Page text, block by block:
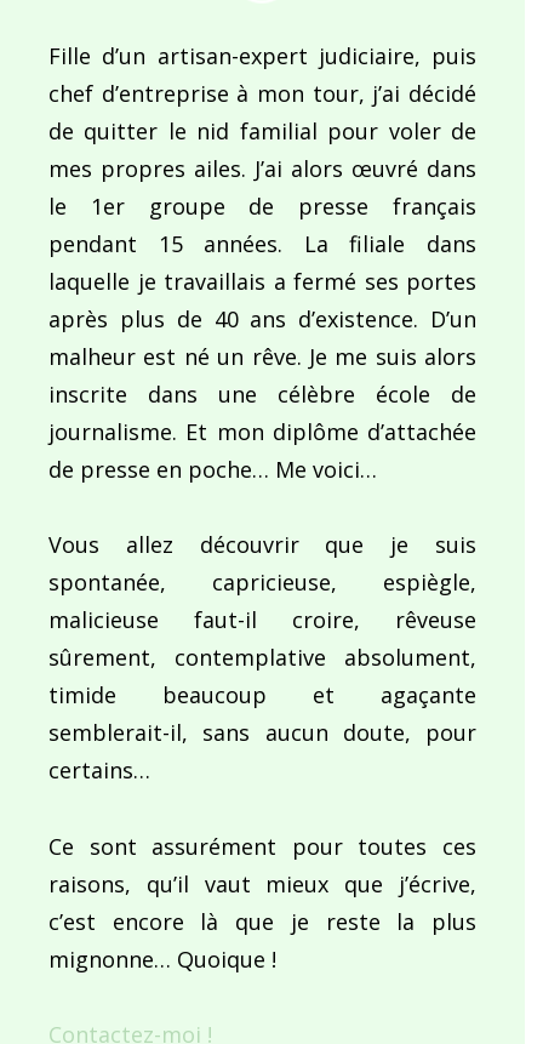
Fille d’un artisan-expert judiciaire, puis
chef d’entreprise à mon tour, j’ai décidé
de quitter le nid familial pour voler de
mes propres ailes. J’ai alors œuvré dans
le 1er groupe de presse français
pendant 15 années. La filiale dans
laquelle je travaillais a fermé ses portes
après plus de 40 ans d’existence. D’un
malheur est né un rêve. Je me suis alors
inscrite dans une célèbre école de
journalisme. Et mon diplôme d’attachée
de presse en poche… Me voici…
Vous allez découvrir que je suis
spontanée, capricieuse, espiègle,
malicieuse faut-il croire, rêveuse
sûrement, contemplative absolument,
timide beaucoup et agaçante
semblerait-il, sans aucun doute, pour
certains…
Ce sont assurément pour toutes ces
raisons, qu’il vaut mieux que j’écrive,
c’est encore là que je reste la plus
mignonne… Quoique !
Contactez-moi !